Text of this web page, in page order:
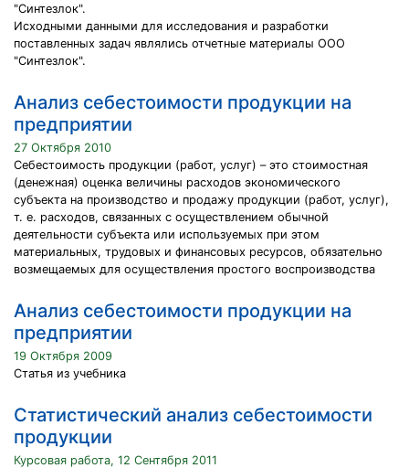
"Синтезлок".
Исходными данными для исследования и разработки
поставленных задач являлись отчетные материалы ООО
"Синтезлок".
Анализ себестоимости продукции на
предприятии
27 Октября 2010
Себестоимость продукции (работ, услуг) – это стоимостная
(денежная) оценка величины расходов экономического
субъекта на производство и продажу продукции (работ, услуг),
т. е. расходов, связанных с осуществлением обычной
деятельности субъекта или используемых при этом
материальных, трудовых и финансовых ресурсов, обязательно
возмещаемых для осуществления простого воспроизводства
Анализ себестоимости продукции на
предприятии
19 Октября 2009
Статья из учебника
Статистический анализ себестоимости
продукции
Курсовая работа, 12 Сентября 2011